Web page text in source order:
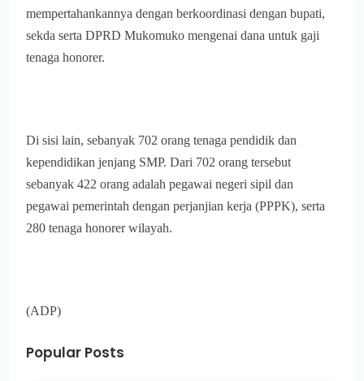
mempertahankannya dengan berkoordinasi dengan bupati,
sekda serta DPRD Mukomuko mengenai dana untuk gaji
tenaga honorer.
Di sisi lain, sebanyak 702 orang tenaga pendidik dan
kependidikan jenjang SMP. Dari 702 orang tersebut
sebanyak 422 orang adalah pegawai negeri sipil dan
pegawai pemerintah dengan perjanjian kerja (PPPK), serta
280 tenaga honorer wilayah.
(ADP)
Popular Posts